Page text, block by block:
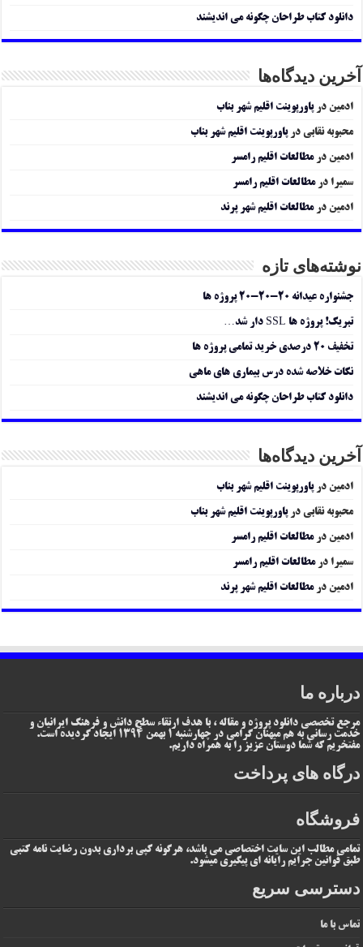
دانلود کتاب طراحان چگونه می اندیشند
آخرین دیدگاه‌ها
ادمین درپاورپوینت اقلیم شهر بناب
محبوبه نقابی درپاورپوینت اقلیم شهر بناب
ادمین درمطالعات اقلیم رامسر
سمیرا درمطالعات اقلیم رامسر
ادمین درمطالعات اقلیم شهر پرند
نوشته‌های تازه
جشنواره عیدانه ۲۰-۲۰-۲۰ پروژه ها
تبریک! پروژه ها SSL دار شد…
تخفیف ۲۰ درصدی خرید تمامی پروژه ها
نکات خلاصه شده درس بیماری های ماهی
دانلود کتاب طراحان چگونه می اندیشند
آخرین دیدگاه‌ها
ادمین درپاورپوینت اقلیم شهر بناب
محبوبه نقابی درپاورپوینت اقلیم شهر بناب
ادمین درمطالعات اقلیم رامسر
سمیرا درمطالعات اقلیم رامسر
ادمین درمطالعات اقلیم شهر پرند
درباره ما
مرجع تخصصی دانلود پروژه و مقاله ، با هدف ارتقاء سطح دانش و فرهنگ ایرانیان و
خدمت رسانی به هم میهنان گرامی در چهارشنبه 1 بهمن 1394 ایجاد گردیده است.
مفتخریم که شما دوستان عزیز را به همراه داریم.
درگاه های پرداخت
فروشگاه
تمامی مطالب این سایت اختصاصی می باشد، هرگونه کپی برداری بدون رضایت نامه کتبی
طبق قوانین جرایم رایانه ای پیگیری میشود.
دسترسی سریع
تماس با ما